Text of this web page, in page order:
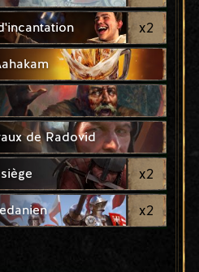
x2
de Radovid
x2
x2